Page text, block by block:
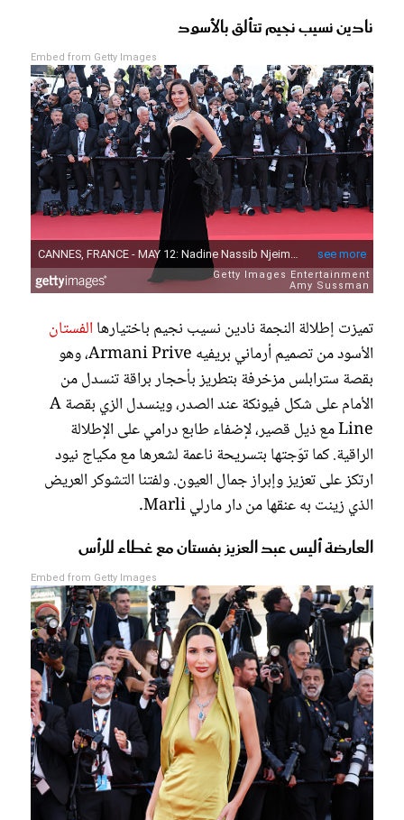
نادين نسيب نجيم تتألق بالأسود
Embed from Getty Images
تميزت إطلالة النجمة نادين نسيب نجيم باختيارها الفستان
الأسود من تصميم أرماني بريفيه Armani Prive، وهو
بقصة سترابلس مزخرفة بتطريز بأحجار براقة تنسدل من
الأمام على شكل فيونكة عند الصدر، وينسدل الزي بقصة A
Line مع ذيل قصير، لإضفاء طابع درامي على الإطلالة
الراقية. كما توّجتها بتسريحة ناعمة لشعرها مع مكياج نيود
ارتكز على تعزيز وإبراز جمال العيون. ولفتنا التشوكر العريض
الذي زينت به عنقها من دار مارلي Marli.
العارضة أليس عبد العزيز بفستان مع غطاء للرأس
Embed from Getty Images